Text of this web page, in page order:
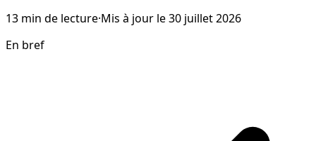
13 min de lecture·Mis à jour le30 juillet 2026
En bref